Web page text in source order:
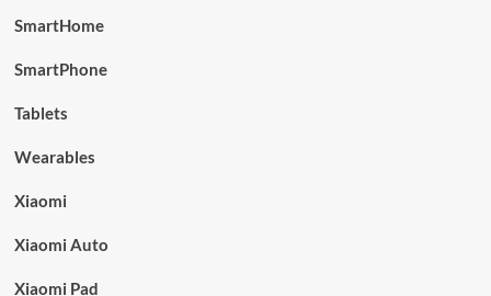
SmartHome
SmartPhone
Tablets
Wearables
Xiaomi
Xiaomi Auto
Xiaomi Pad